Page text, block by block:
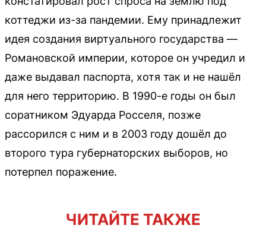
коттеджи из-за пандемии. Ему принадлежит
идея создания виртуального государства —
Романовской империи, которое он учредил и
даже выдавал паспорта, хотя так и не нашёл
для него территорию. В 1990-е годы он был
соратником Эдуарда Росселя, позже
рассорился с ним и в 2003 году дошёл до
второго тура губернаторских выборов, но
потерпел поражение.
ЧИТАЙТЕ ТАКЖЕ